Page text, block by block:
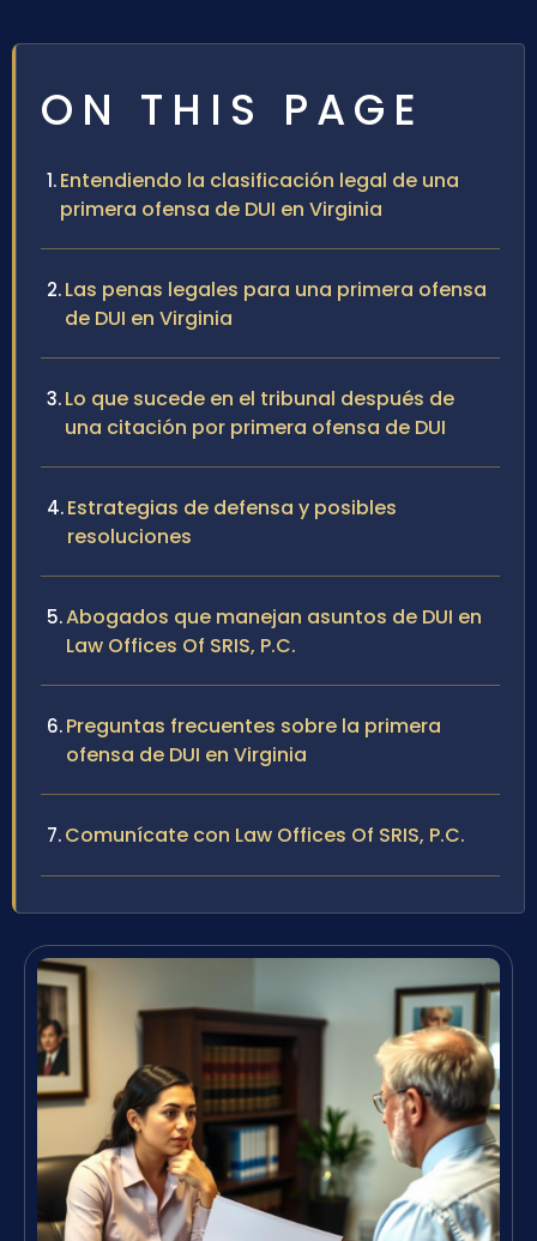
ON THIS PAGE
Entendiendo la clasificación legal de una
primera ofensa de DUI en Virginia
Las penas legales para una primera ofensa
de DUI en Virginia
Lo que sucede en el tribunal después de
una citación por primera ofensa de DUI
Estrategias de defensa y posibles
resoluciones
Abogados que manejan asuntos de DUI en
Law Offices Of SRIS, P.C.
Preguntas frecuentes sobre la primera
ofensa de DUI en Virginia
Comunícate con Law Offices Of SRIS, P.C.